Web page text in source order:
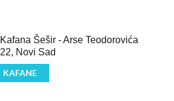
Kafana Šešir - Arse Teodorovića
22, Novi Sad
KAFANE